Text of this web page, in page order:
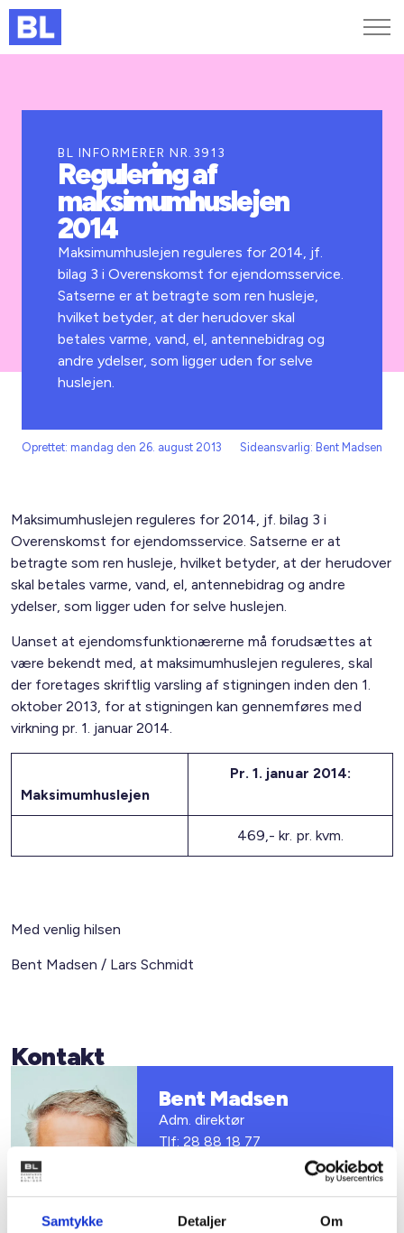
Samtykke Detaljer Om
Kurser og arrangementer
Jobportalen
BL INFORMERER NR.3913
Regulering af
maksimumhuslejen
2014
Maksimumhuslejen reguleres for 2014, jf.
bilag 3 i Overenskomst for ejendomsservice.
Satserne er at betragte som ren husleje,
hvilket betyder, at der herudover skal
betales varme, vand, el, antennebidrag og
andre ydelser, som ligger uden for selve
huslejen.
Oprettet: mandag den 26. august 2013 Sideansvarlig: Bent Madsen
Maksimumhuslejen reguleres for 2014, jf. bilag 3 i
Overenskomst for ejendomsservice. Satserne er at
betragte som ren husleje, hvilket betyder, at der herudover
skal betales varme, vand, el, antennebidrag og andre
ydelser, som ligger uden for selve huslejen.
Uanset at ejendomsfunktionærerne må forudsættes at
være bekendt med, at maksimumhuslejen reguleres, skal
der foretages skriftlig varsling af stigningen inden den 1.
oktober 2013, for at stigningen kan gennemføres med
virkning pr. 1. januar 2014.
Maksimumhuslejen
Pr. 1. januar 2014:
469,- kr. pr. kvm.
Med venlig hilsen
Bent Madsen / Lars Schmidt
Kontakt
Bent Madsen
Adm. direktør
Tlf: 28 88 18 77